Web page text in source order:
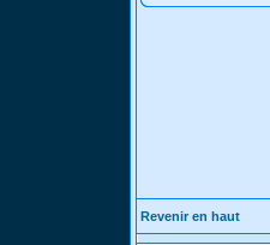
Revenir en haut